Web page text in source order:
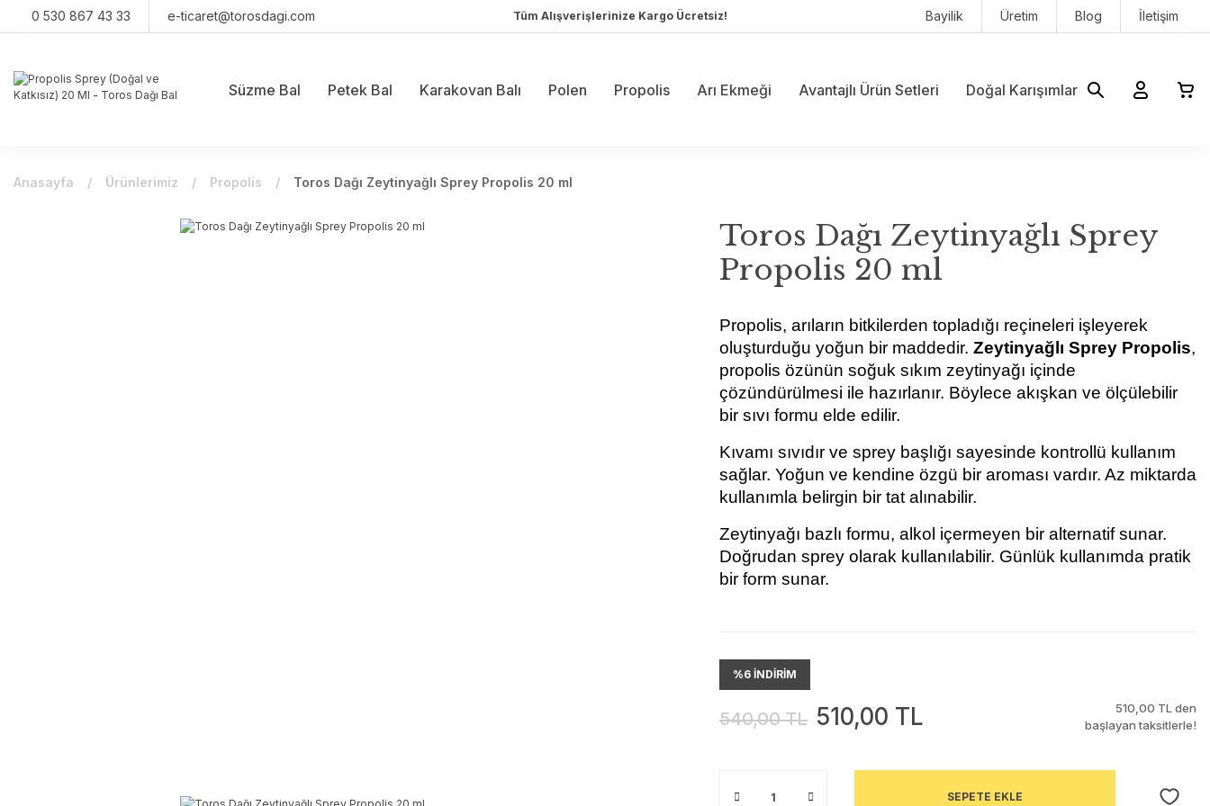
0 530 867 43 33 e-ticaret@torosdagi.com Tüm Alışverişlerinize Kargo Ücretsiz! Bayilik Üretim Blog İletişim
Süzme Bal Petek Bal Karakovan Balı Polen Propolis Arı Ekmeği Avantajlı Ürün Setleri Doğal Karışımlar
Anasayfa Ürünlerimiz Propolis Toros Dağı Zeytinyağlı Sprey Propolis 20 ml
Toros Dağı Zeytinyağlı Sprey
Propolis 20 ml
Propolis, arıların bitkilerden topladığı reçineleri işleyerek
oluşturduğu yoğun bir maddedir. Zeytinyağlı Sprey Propolis,
propolis özünün soğuk sıkım zeytinyağı içinde
çözündürülmesi ile hazırlanır. Böylece akışkan ve ölçülebilir
bir sıvı formu elde edilir.
Kıvamı sıvıdır ve sprey başlığı sayesinde kontrollü kullanım
sağlar. Yoğun ve kendine özgü bir aroması vardır. Az miktarda
kullanımla belirgin bir tat alınabilir.
Zeytinyağı bazlı formu, alkol içermeyen bir alternatif sunar.
Doğrudan sprey olarak kullanılabilir. Günlük kullanımda pratik
bir form sunar.
%6 İNDİRİM
540,00 TL 510,00 TL
510,00 TL den
başlayan taksitlerle!
SEPETE EKLE